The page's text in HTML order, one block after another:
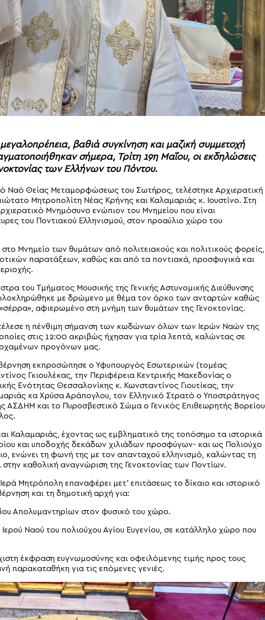
βαθιά συγκίνηση και μαζική συμμετοχή
σήμερα, Τρίτη 19η Μαΐου, οι εκδηλώσεις
των Ελλήνων του Πόντου.
Ναό Θείας Μεταμορφώσεως του Σωτήρος, τελέστηκε Αρχιερατική
Μητροπολίτη Νέας Κρήνης και Καλαμαριάς κ. Ιουστίνο. Στη
Μνημόσυνο ενώπιον του Μνημείου που είναι
του Ποντιακού Ελληνισμού, στον προαύλιο χώρο του
Μνημείο των θυμάτων από πολιτειακούς και πολιτικούς φορείς,
παρατάξεων, καθώς και από τα ποντιακά, προσφυγικά και
του Τμήματος Μουσικής της Γενικής Αστυνομικής Διεύθυνσης
με δρώμενο με θέμα τον όρκο των ανταρτών καθώς
αφιερωμένο στη μνήμη των θυμάτων της Γενοκτονίας.
η πένθιμη σήμανση των κωδώνων όλων των Ιερών Ναών της
στις 12:00 ακριβώς ήχησαν για τρία λεπτά, καλώντας σε
προγόνων μας.
εκπροσώπησε ο Υφυπουργός Εσωτερικών (τομέας
Γκιουλέκας, την Περιφέρεια Κεντρικής Μακεδονίας ο
Ενότητας Θεσσαλονίκης κ. Κωνσταντίνος Γιουτίκας, την
κα Χρύσα Αράπογλου, τον Ελληνικό Στρατό ο Υποστράτηγος
ΑΣΔΗΜ και το Πυροσβεστικό Σώμα ο Γενικός Επιθεωρητής Βορείου
Καλαμαριάς, έχοντας ως εμβληματικό της τοπόσημο τα ιστορικά
και υποδοχής δεκάδων χιλιάδων προσφύγων- και ως Πολιούχο
ενώνει τη φωνή της με τον απανταχού ελληνισμό, καλώντας τη
καθολική αναγνώριση της Γενοκτονίας των Ποντίων.
Μητρόπολη επαναφέρει μετ’ επιτάσεως το δίκαιο και ιστορικό
και τη δημοτική αρχή για:
Απολυμαντηρίων στον φυσικό του χώρο.
Ναού του πολιούχου Αγίου Ευγενίου, σε κατάλληλο χώρο που
έκφραση ευγνωμοσύνης και οφειλόμενης τιμής προς τους
παρακαταθήκη για τις επόμενες γενιές.
Θεσσαλονίκη: Παράταση
του ωραρίου
λειτουργίας του Λευκού
Πύργου έως τις 21:00
καθημερινά